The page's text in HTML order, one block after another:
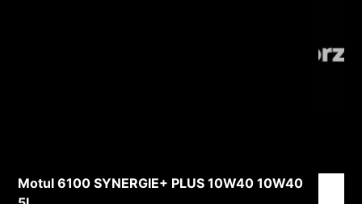
Motul 6100 SYNERGIE+ PLUS 10W40 10W40